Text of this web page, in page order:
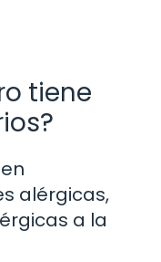
tiene
alérgicas,
a la